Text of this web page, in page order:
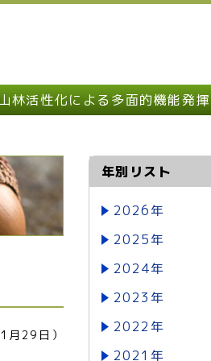
林活性化による多面的機能発
月29日）
年別リスト
2026年
2025年
2024年
2023年
2022年
2021年